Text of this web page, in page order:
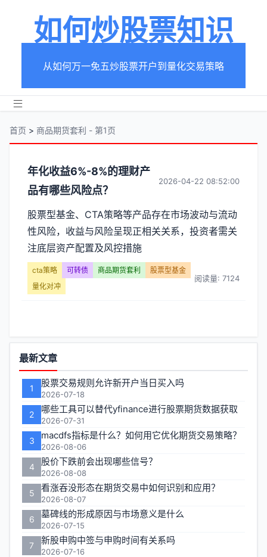
如何炒股票知识
从如何万一免五炒股票开户到量化交易策略
首页 > 商品期货套利 - 第1页
分
类
【商
品
期
货
利】
文
章
列
表
-
第
页
年化收益6%-8%的理财产
品有哪些风险点？
2026-04-22 08:52:00
股票型基金、CTA策略等产品存在市场波动与流动
性风险，收益与风险呈现正相关关系，投资者需关
注底层资产配置及风控措施
cta策略 可转债 商品期货套利
股票型基金
量化对冲
阅读量: 7124
功
能
区
最新文章
1 股票交易规则允许新开户当日买入吗
2026-07-18
2 哪些工具可以替代yfinance进行股票期货数据获取
2026-07-31
3 macdfs指标是什么？如何用它优化期货交易策略？
2026-08-06
4 股价下跌前会出现哪些信号？
2026-08-08
5 看涨吞没形态在期货交易中如何识别和应用？
2026-08-07
6 墓碑线的形成原因与市场意义是什么
2026-07-15
7 新股申购中签与申购时间有关系吗
2026-07-16